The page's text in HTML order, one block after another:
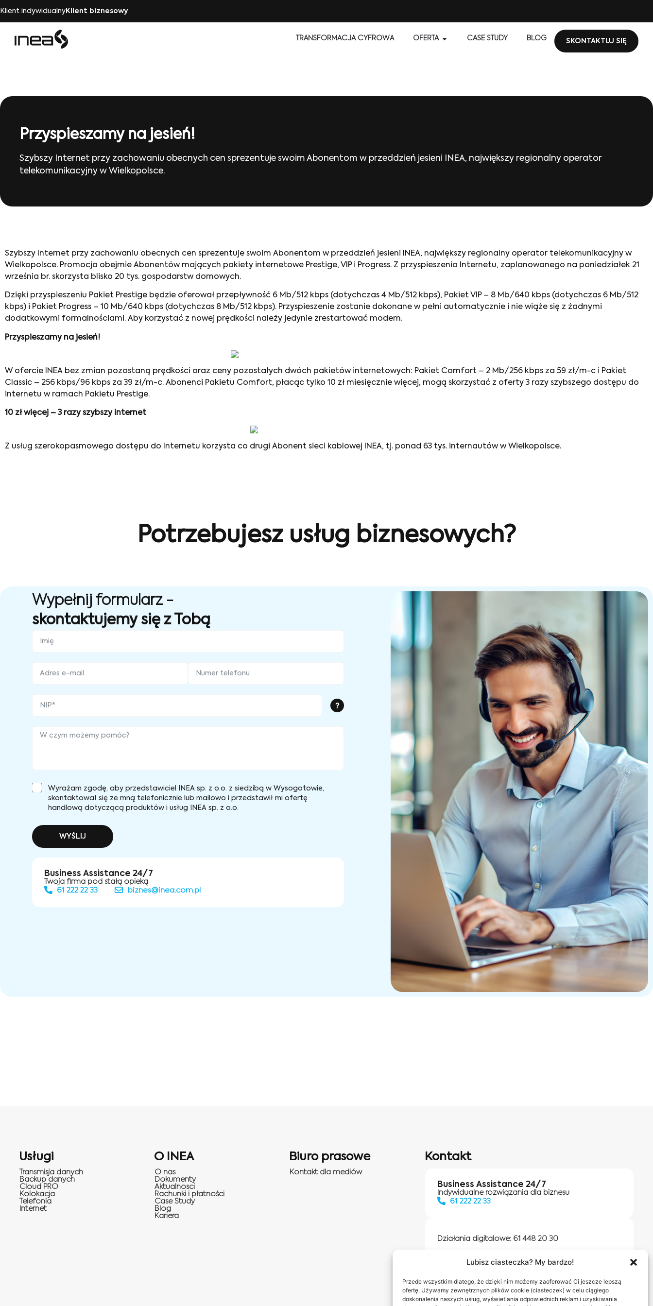
Lubisz ciasteczka? My bardzo!
Przede wszystkim dlatego, że dzięki nim możemy zaoferować Ci jeszcze lepszą
ofertę. Używamy zewnętrznych plików cookie (ciasteczek) w celu ciągłego
doskonalenia naszych usług, wyświetlania odpowiednich reklam i uzyskiwania
Klient indywidualnyKlient biznesowy
TRANSFORMACJA CYFROWA OFERTA CASE STUDY BLOG SKONTAKTUJ SIĘ
Przyspieszamy na jesień!
Szybszy Internet przy zachowaniu obecnych cen sprezentuje swoim Abonentom w przeddzień jesieni INEA, największy regionalny operator
telekomunikacyjny w Wielkopolsce.
Szybszy Internet przy zachowaniu obecnych cen sprezentuje swoim Abonentom w przeddzień jesieni INEA, największy regionalny operator telekomunikacyjny w
Wielkopolsce. Promocja obejmie Abonentów mających pakiety internetowe Prestige, VIP i Progress. Z przyspieszenia Internetu, zaplanowanego na poniedziałek 21
września br. skorzysta blisko 20 tys. gospodarstw domowych.
Dzięki przyspieszeniu Pakiet Prestige będzie oferował przepływność 6 Mb/512 kbps (dotychczas 4 Mb/512 kbps), Pakiet VIP – 8 Mb/640 kbps (dotychczas 6 Mb/512
kbps) i Pakiet Progress – 10 Mb/640 kbps (dotychczas 8 Mb/512 kbps). Przyspieszenie zostanie dokonane w pełni automatycznie i nie wiąże się z żadnymi
dodatkowymi formalnościami. Aby korzystać z nowej prędkości należy jedynie zrestartować modem.
Przyspieszamy na jesień!
W ofercie INEA bez zmian pozostaną prędkości oraz ceny pozostałych dwóch pakietów internetowych: Pakiet Comfort – 2 Mb/256 kbps za 59 zł/m-c i Pakiet
Classic – 256 kbps/96 kbps za 39 zł/m-c. Abonenci Pakietu Comfort, płacąc tylko 10 zł miesięcznie więcej, mogą skorzystać z oferty 3 razy szybszego dostępu do
internetu w ramach Pakietu Prestige.
10 zł więcej – 3 razy szybszy internet
Z usług szerokopasmowego dostępu do Internetu korzysta co drugi Abonent sieci kablowej INEA, tj. ponad 63 tys. internautów w Wielkopolsce.
Potrzebujesz usług biznesowych?
Wypełnij formularz -
skontaktujemy się z Tobą
?
Wyrażam zgodę, aby przedstawiciel INEA sp. z o.o. z siedzibą w Wysogotowie,
skontaktował się ze mną telefonicznie lub mailowo i przedstawił mi ofertę
handlową dotyczącą produktów i usług INEA sp. z o.o.
WYŚLIJ
Business Assistance 24/7
Twoja firma pod stałą opieką
61 222 22 33
biznes@inea.com.pl
Usługi
Transmisja danych
Backup danych
Cloud PRO
Kolokacja
Telefonia
Internet
O INEA
O nas
Dokumenty
Aktualnosci
Rachunki i płatności
Case Study
Blog
Kariera
Biuro prasowe
Kontakt dla mediów
Kontakt
Business Assistance 24/7
Indywidualne rozwiązania dla biznesu
61 222 22 33
Działania digitalowe: 61 448 20 30
Salony INEA Napisz do nas